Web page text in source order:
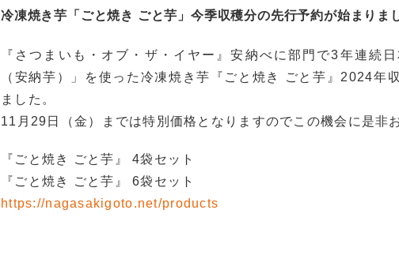
冷凍焼き芋「ごと焼き ごと芋」今季収穫分の先行予約が始まりま
『さつまいも・オブ・ザ・イヤー』安納べに部門で3年連続
（安納芋）」を使った冷凍焼き芋『ごと焼き ごと芋』2024年
ました。
11月29日（金）までは特別価格となりますのでこの機会に是非
『ごと焼き ごと芋』 4袋セット
『ごと焼き ごと芋』 6袋セット
https://nagasakigoto.net/products